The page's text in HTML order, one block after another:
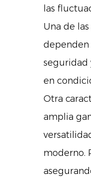
las
Una de
dependen
seguridad
en
Otra
amplia
moderno.